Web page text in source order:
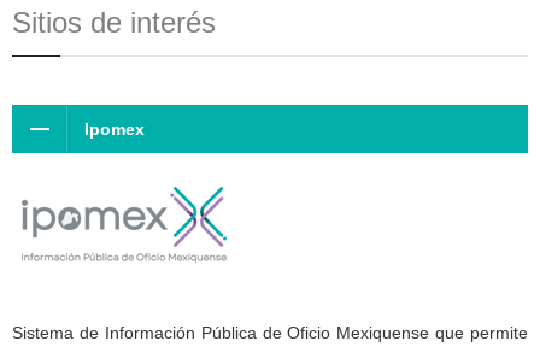
Sitios de interés
Ipomex
Sistema de Información Pública de Oficio Mexiquense que permite